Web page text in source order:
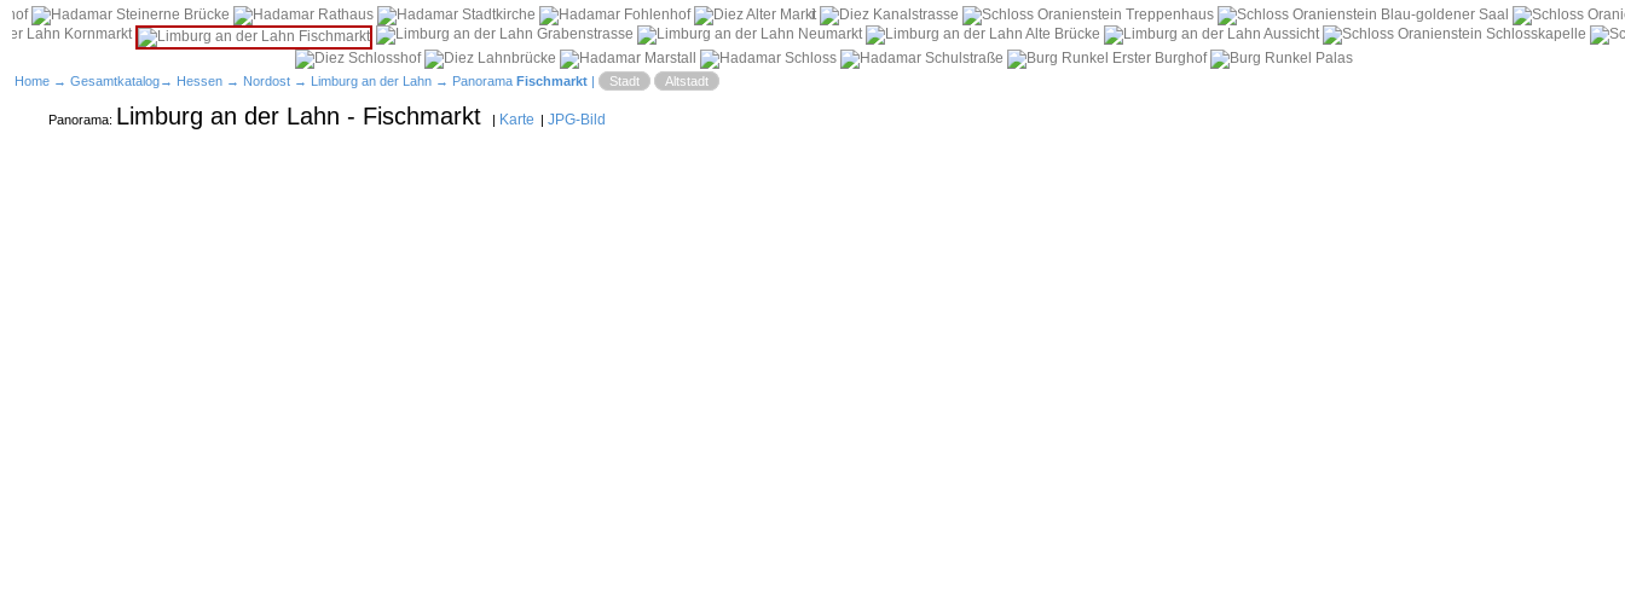
Home → Gesamtkatalog→ Hessen → Nordost → Limburg an der Lahn → Panorama Fischmarkt | Stadt Altstadt
Panorama: Limburg an der Lahn - Fischmarkt | Karte | JPG-Bild
i